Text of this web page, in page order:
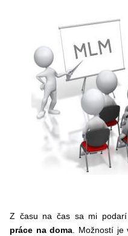
Z času na čas sa mi
práce na doma . Možností je